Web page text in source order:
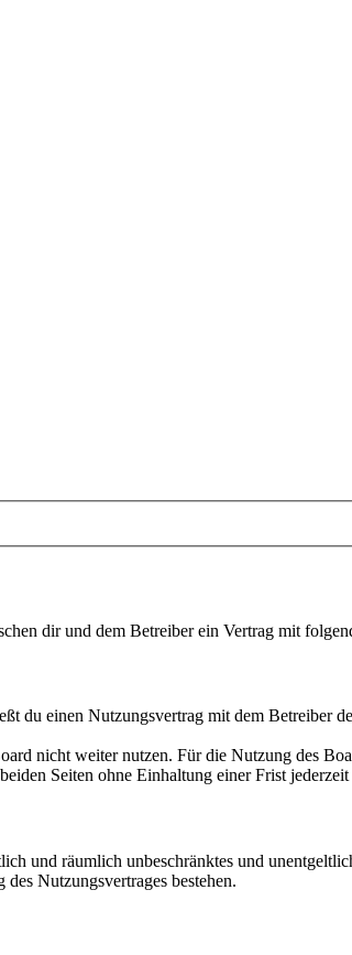
dir und dem Betreiber ein Vertrag mit
einen Nutzungsvertrag mit dem Betreiber
nicht weiter nutzen. Für die Nutzung des
Seiten ohne Einhaltung einer Frist
und räumlich unbeschränktes und
Nutzungsvertrages bestehen.